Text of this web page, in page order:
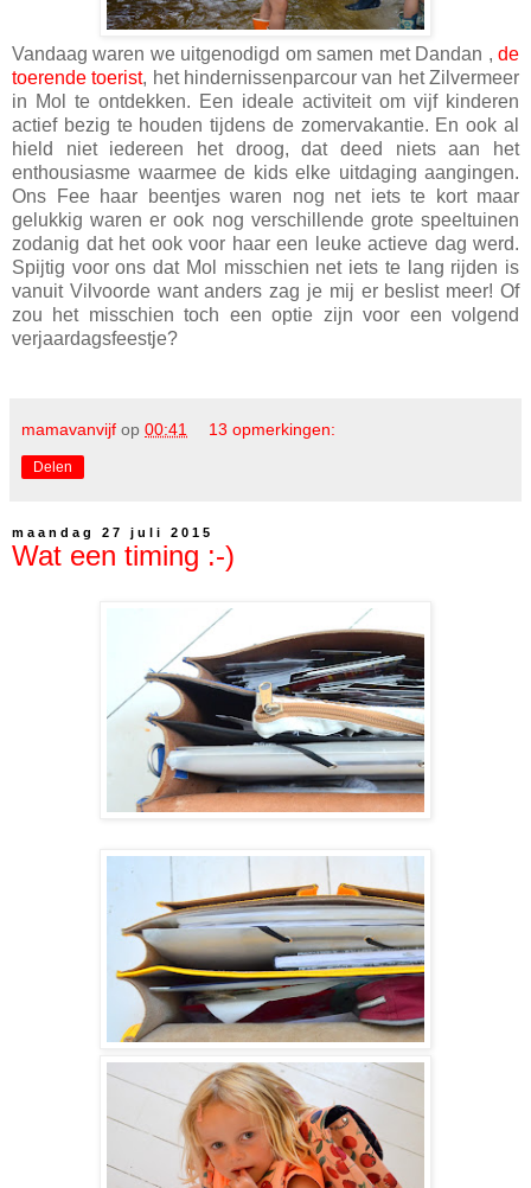
Vandaag waren we uitgenodigd om samen met Dandan , de
toerende toerist, het hindernissenparcour van het Zilvermeer
in Mol te ontdekken. Een ideale activiteit om vijf kinderen
actief bezig te houden tijdens de zomervakantie. En ook al
hield niet iedereen het droog, dat deed niets aan het
enthousiasme waarmee de kids elke uitdaging aangingen.
Ons Fee haar beentjes waren nog net iets te kort maar
gelukkig waren er ook nog verschillende grote speeltuinen
zodanig dat het ook voor haar een leuke actieve dag werd.
Spijtig voor ons dat Mol misschien net iets te lang rijden is
vanuit Vilvoorde want anders zag je mij er beslist meer! Of
zou het misschien toch een optie zijn voor een volgend
verjaardagsfeestje?
mamavanvijf op 00:41 13 opmerkingen:
Delen
maandag 27 juli 2015
Wat een timing :-)